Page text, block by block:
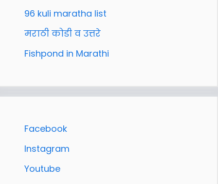
96 kuli maratha list
मराठी कोडी व उत्तरे
Fishpond in Marathi
Facebook
Instagram
Youtube